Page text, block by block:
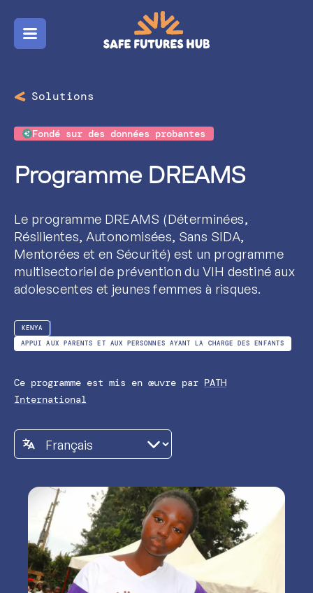
Menu
Solutions
Fondé sur des données probantes
Programme DREAMS
Le programme DREAMS (Déterminées,
Résilientes, Autonomisées, Sans SIDA,
Mentorées et en Sécurité) est un programme
multisectoriel de prévention du VIH destiné aux
adolescentes et jeunes femmes à risques.
KENYA
APPUI AUX PARENTS ET AUX PERSONNES AYANT LA CHARGE DES ENFANTS
Ce programme est mis en œuvre par PATH
International